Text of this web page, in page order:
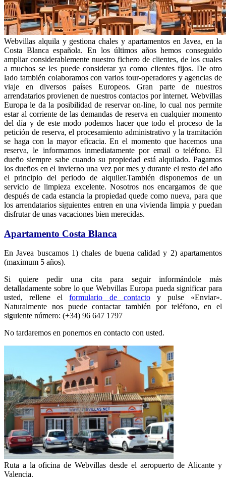
Webvillas alquila y gestiona chales y apartamentos en Javea, en la
Costa Blanca española. En los últimos años hemos conseguido
ampliar considerablemente nuestro fichero de clientes, de los cuales
a muchos se les puede considerar ya como clientes fijos. De otro
lado también colaboramos con varios tour-operadores y agencias de
viaje en diversos países Europeos. Gran parte de nuestros
arrendatarios provienen de nuestros contactos por internet. Webvillas
Europa le da la posibilidad de reservar on-line, lo cual nos permite
estar al corriente de las demandas de reserva en cualquier momento
del día y de este modo podemos hacer que todo el proceso de la
petición de reserva, el procesamiento administrativo y la tramitación
se haga con la mayor eficacia. En el momento que hacemos una
reserva, le informamos inmediatamente por email o teléfono. El
dueño siempre sabe cuando su propiedad está alquilado. Pagamos
los dueños en el invierno una vez por mes y durante el resto del año
el principio del periodo de alquiler.También disponemos de un
servicio de limpieza excelente. Nosotros nos encargamos de que
después de cada estancia la propiedad quede como nueva, para que
los arrendatarios siguientes entren en una vivienda limpia y puedan
disfrutar de unas vacaciones bien merecidas.
Apartamento Costa Blanca
En Javea buscamos 1) chales de buena calidad y 2) apartamentos
(maximum 5 años).
Si quiere pedir una cita para seguir informándole más
detalladamente sobre lo que Webvillas Europa pueda significar para
usted, rellene elformulario de contactoy pulse «Enviar».
Naturalmente nos puede contactar también por teléfono, en el
siguiente número: (+34) 96 647 1797
No tardaremos en ponernos en contacto con usted.
Ruta a la oficina de Webvillas desde el aeropuerto de Alicante y
Valencia.